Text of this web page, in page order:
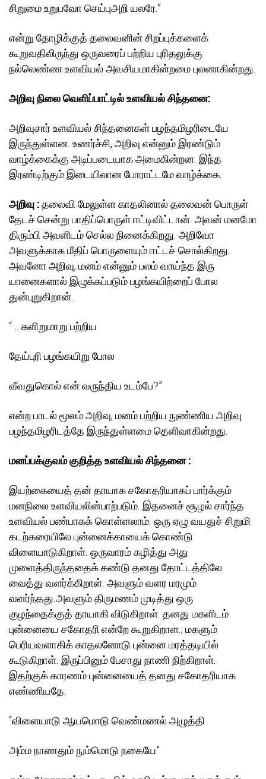
சிறுமை உறுபவோ செய்புஅறி யலரே.”
என்று தோழிக்குத் தலைவனின் சிறப்புக்களைக்
கூறுவதிலிருந்து ஒருவரைப் பற்றிய புரிதலுக்கு
நல்லெண்ண உளவியல் அவசியமாகின்றமை புலனாகின்றது.
அறிவு நிலை வெளிப்பாட்டில் உளவியல் சிந்தனை:
அறிவுசார் உளவியல் சிந்தனைகள் பழந்தமிழரிடையே
இருந்துள்ளன. உணர்ச்சி, அறிவு என்னும் இரண்டும்
வாழ்க்கைக்கு அடிப்படையாக அமைகின்றன. இந்த
இரண்டிற்கும் இடையிலான போராட்டமே வாழ்க்கை.
அறிவு :தலைவி மேலுள்ள காதலினால் தலைவன் பொருள்
தேடச் சென்று பாதிப்பொருள் ஈட்டிவிட்டான். அவன் மனமோ
திரும்பி அவளிடம் செல்ல நினைக்கிறது. அறிவோ
அவளுக்காக மீதிப் பொருளையும் ஈட்டச் சொல்கிறது.
அவனோ அறிவு, மனம் என்னும் பலம் வாய்ந்த இரு
யானைகளால் இழுக்கப்படும் பழங்கயிற்றைப் போல
துன்புறுகிறான்.
“ …களிறுமாறு பற்றிய
தேய்புரி பழங்கயிறு போல
வீவதுகொல் என் வருந்திய உடம்பே?”
என்ற பாடல் மூலம் அறிவு, மனம் பற்றிய நுண்ணிய அறிவு
பழந்தமிழரிடத்தே இருந்துள்ளமை தெளிவாகின்றது.
மனப்பக்குவம் குறித்த உளவியல் சிந்தனை :
இயற்கையைத் தன் தாயாக சகோதரியாகப் பார்க்கும்
மனநிலை உளவியலின்பாற்படும். இதனைச் சூழல் சார்ந்த
உளவியல் பண்பாகக் கொள்ளலாம். ஒரு ஏழு வயதுச் சிறுமி
கடற்கரையிலே புன்னைக்காயைக் கொண்டு
விளையாடுகிறாள். ஒருவாரம் கழித்து அது
முளைத்திருந்ததைக் கண்டு தனது தோட்டத்திலே
வைத்து வளர்க்கிறாள். அவளும் வளர மரமும்
வளர்ந்தது.அவளும் திருமணம் முடித்து ஒரு
குழந்தைக்குத் தாயாகி விடுகிறாள். தனது மகளிடம்
புன்னையை சகோதரி என்றே கூறுகிறாள.; மகளும்
பெரியவளாகிக் காதலனோடு புன்னை மரத்தடியில்
கூடுகிறாள். இருப்பினும் பேசாது நாணி நிற்கிறாள்.
இதற்குக் காரணம் புன்னையைத் தனது சகோதரியாக
எண்ணியதே.
“விளையாடு ஆயமொடு வெண்மணல் அழுத்தி
அம்ம நாணதும் நும்மொடு நகையே”